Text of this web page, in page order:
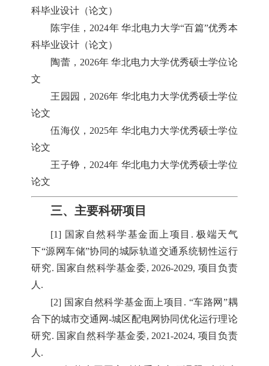
科毕业设计（论文）
陈宇佳，2024年 华北电力大学“百篇”优秀本
科毕业设计（论文）
陶蕾，2026年 华北电力大学优秀硕士学位论
文
王园园，2026年 华北电力大学优秀硕士学位
论文
伍海仪，2025年 华北电力大学优秀硕士学位
论文
王子铮，2024年 华北电力大学优秀硕士学位
论文
三、主要科研项目
[1] 国家自然科学基金面上项目. 极端天气
下“源网车储”协同的城际轨道交通系统韧性运行
研究. 国家自然科学基金委, 2026-2029, 项目负责
人.
[2] 国家自然科学基金面上项目. “车路网”耦
合下的城市交通网-城区配电网协同优化运行理论
研究. 国家自然科学基金委, 2021-2024, 项目负责
人.